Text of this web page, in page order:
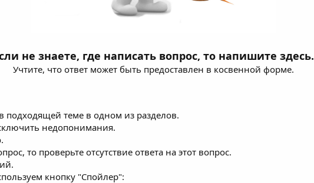
не знаете, где написать вопрос, то напишите здесь.
Учтите, что ответ может быть предоставлен в косвенной форме.​
подходящей теме в одном из разделов.
недопонимания.
то проверьте отсутствие ответа на этот вопрос.
кнопку "Спойлер":